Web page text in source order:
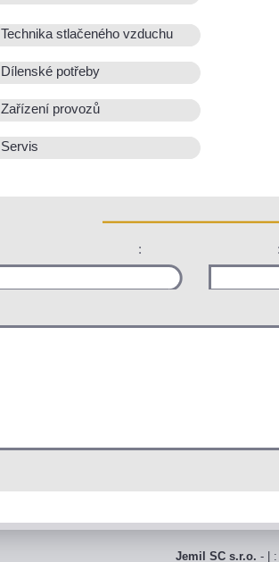
Technika stlačeného vzduchu
Dílenské potřeby
Zařízení provozů
Servis
:
Jemil SC s.r.o. - |